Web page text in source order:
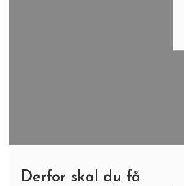
Derfor skal du få